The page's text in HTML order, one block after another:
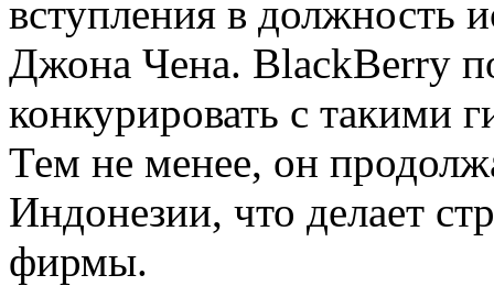
вступления в должность
Джона Чена. BlackBerry
конкурировать с такими
Тем не менее, он
Индонезии, что делает
фирмы.